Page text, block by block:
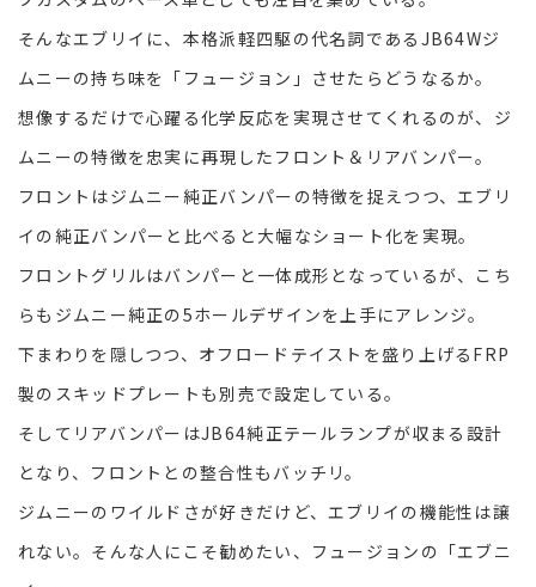
そんなエブリイに、本格派軽四駆の代名詞であるJB64Wジ
ムニーの持ち味を「フュージョン」させたらどうなるか。
想像するだけで心躍る化学反応を実現させてくれるのが、ジ
ムニーの特徴を忠実に再現したフロント＆リアバンパー。
フロントはジムニー純正バンパーの特徴を捉えつつ、エブリ
イの純正バンパーと比べると大幅なショート化を実現。
フロントグリルはバンパーと一体成形となっているが、こち
らもジムニー純正の5ホールデザインを上手にアレンジ。
下まわりを隠しつつ、オフロードテイストを盛り上げるFRP
製のスキッドプレートも別売で設定している。
そしてリアバンパーはJB64純正テールランプが収まる設計
となり、フロントとの整合性もバッチリ。
ジムニーのワイルドさが好きだけど、エブリイの機能性は譲
れない。そんな人にこそ勧めたい、フュージョンの「エブニ